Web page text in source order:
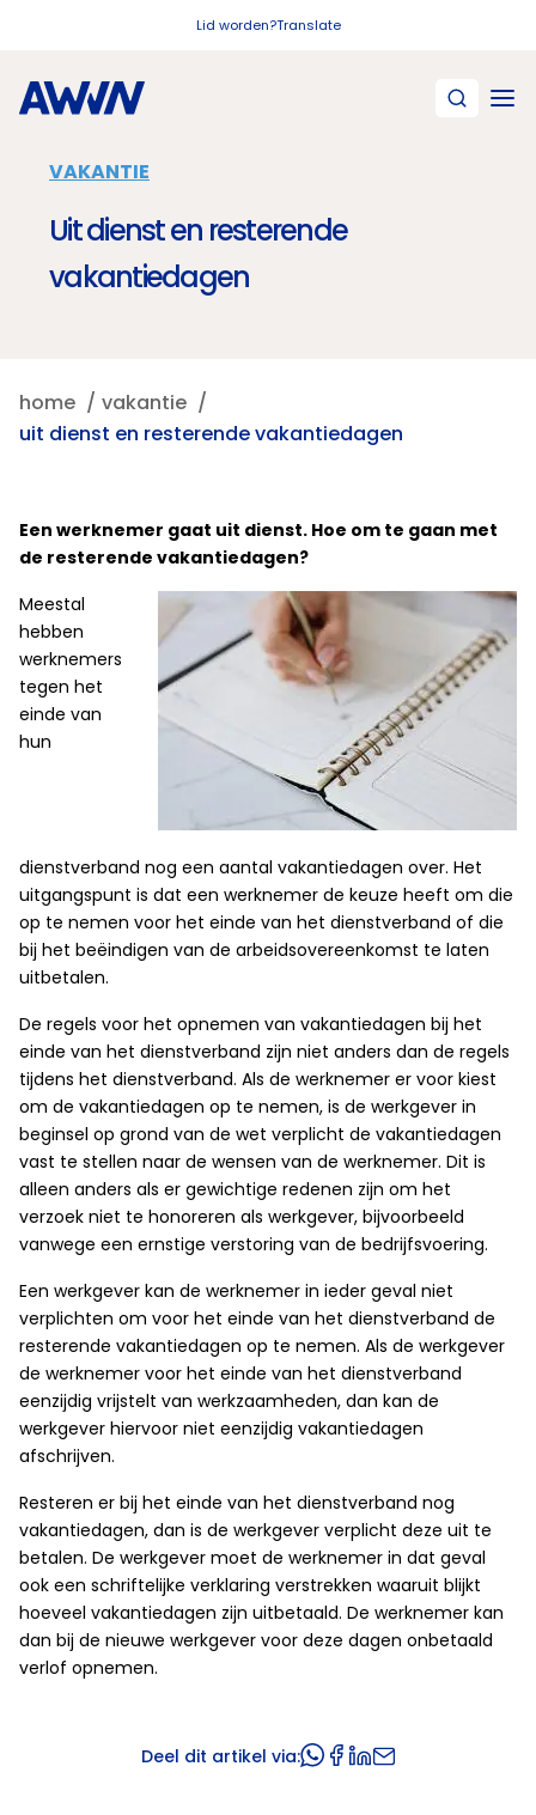
Lid worden?Translate
VAKANTIE
Uit dienst en resterende
vakantiedagen
home
vakantie
uit dienst en resterende vakantiedagen
Een werknemer gaat uit dienst. Hoe om te gaan met
de resterende vakantiedagen?
Meestal
hebben
werknemers
tegen het
einde van
hun
dienstverband nog een aantal vakantiedagen over. Het
uitgangspunt is dat een werknemer de keuze heeft om die
op te nemen voor het einde van het dienstverband of die
bij het beëindigen van de arbeidsovereenkomst te laten
uitbetalen.
De regels voor het opnemen van vakantiedagen bij het
einde van het dienstverband zijn niet anders dan de regels
tijdens het dienstverband. Als de werknemer er voor kiest
om de vakantiedagen op te nemen, is de werkgever in
beginsel op grond van de wet verplicht de vakantiedagen
vast te stellen naar de wensen van de werknemer. Dit is
alleen anders als er gewichtige redenen zijn om het
verzoek niet te honoreren als werkgever, bijvoorbeeld
vanwege een ernstige verstoring van de bedrijfsvoering.
Een werkgever kan de werknemer in ieder geval niet
verplichten om voor het einde van het dienstverband de
resterende vakantiedagen op te nemen. Als de werkgever
de werknemer voor het einde van het dienstverband
eenzijdig vrijstelt van werkzaamheden, dan kan de
werkgever hiervoor niet eenzijdig vakantiedagen
afschrijven.
Resteren er bij het einde van het dienstverband nog
vakantiedagen, dan is de werkgever verplicht deze uit te
betalen. De werkgever moet de werknemer in dat geval
ook een schriftelijke verklaring verstrekken waaruit blijkt
hoeveel vakantiedagen zijn uitbetaald. De werknemer kan
dan bij de nieuwe werkgever voor deze dagen onbetaald
verlof opnemen.
Deel dit artikel via: